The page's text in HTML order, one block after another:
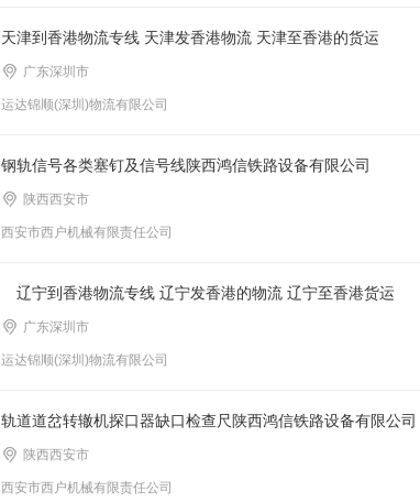
天津到香港物流专线 天津发香港物流 天津至香港的货运
广东深圳市
运达锦顺(深圳)物流有限公司
钢轨信号各类塞钉及信号线陕西鸿信铁路设备有限公司
陕西西安市
西安市西户机械有限责任公司
辽宁到香港物流专线 辽宁发香港的物流 辽宁至香港货运
广东深圳市
运达锦顺(深圳)物流有限公司
轨道道岔转辙机探口器缺口检查尺陕西鸿信铁路设备有限公司
陕西西安市
西安市西户机械有限责任公司